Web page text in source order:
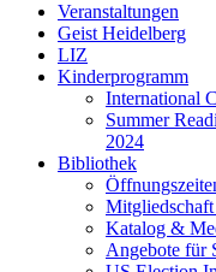
Veranstaltungen
Geist Heidelberg
LIZ
Kinderprogramm
International
Summer
2024
Bibliothek
Katalog &
Angebote für